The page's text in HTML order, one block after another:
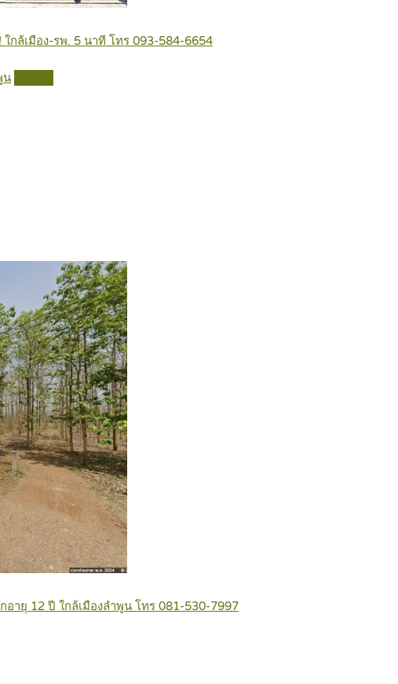
กล้เมือง-รพ. 5 นาที โทร 093-584-6654
น
ายุ 12 ปี ใกล้เมืองลำพูน โทร 081-530-7997